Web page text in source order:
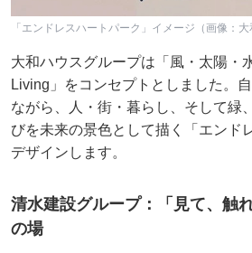
「エンドレスハートパーク」イメージ（画像：大
大和ハウスグループは「風・太陽・
Living」をコンセプトとしました。
ながら、人・街・暮らし、そして緑
びを未来の景色として描く「エンド
デザインします。
清水建設グループ：「見て、触
の場